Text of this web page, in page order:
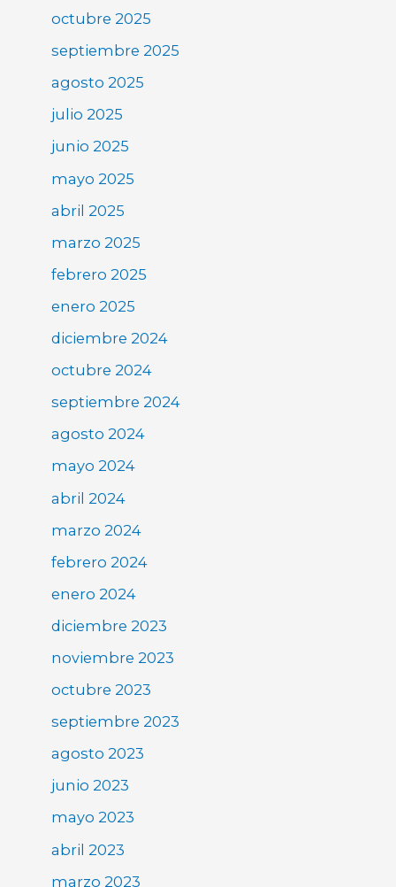
octubre 2025
septiembre 2025
agosto 2025
julio 2025
junio 2025
mayo 2025
abril 2025
marzo 2025
febrero 2025
enero 2025
diciembre 2024
octubre 2024
septiembre 2024
agosto 2024
mayo 2024
abril 2024
marzo 2024
febrero 2024
enero 2024
diciembre 2023
noviembre 2023
octubre 2023
septiembre 2023
agosto 2023
junio 2023
mayo 2023
abril 2023
marzo 2023